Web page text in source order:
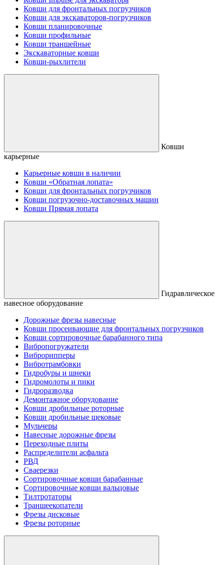
Ковши для фронтальных погрузчиков
Ковши для экскаваторов-погрузчиков
Ковши планировочные
Ковши профильные
Ковши траншейные
Экскаваторные ковши
Ковши-рыхлители
Ковши
карьерные
Карьерные ковши в наличии
Ковши «Обратная лопата»
Ковши для фронтальных погрузчиков
Ковши погрузочно-доставочных машин
Ковши Прямая лопата
Гидравлическое
навесное оборудование
Дорожные фрезы навесные
Ковши просеивающие для фронтальных погрузчиков
Ковши сортировочные барабанного типа
Вибропогружатели
Виброрипперы
Вибротрамбовки
Гидробуры и шнеки
Гидромолоты и пики
Гидроразводка
Демонтажное оборудование
Ковши дробильные роторные
Ковши дробильные щековые
Мульчеры
Навесные дорожные фрезы
Переходные плиты
Распределители асфальта
РВД
Сваерезки
Сортировочные ковши барабанные
Сортировочные ковши вальцовые
Тилтротаторы
Траншеекопатели
Фрезы дисковые
Фрезы роторные